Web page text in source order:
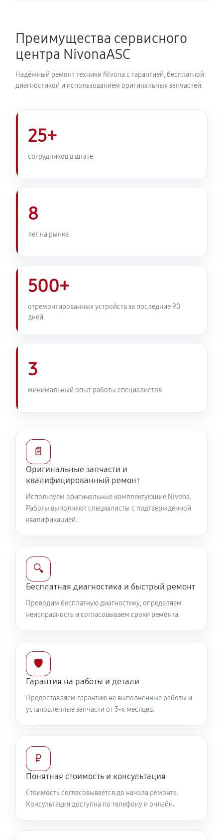
NICR 960
720 руб 40 минут
Ремонт гидросистемы кофемашины Nivona
CafeRomatica NICR 960
Ремонт кофемолки кофемашины Nivona
CafeRomatica NICR 960
740 руб
Преимущества сервисного
центра NivonaASC
Надёжный ремонт техники Nivona с гарантией, бесплатной
диагностикой и использованием оригинальных запчастей.
25+
сотрудников в штате
8
лет на рынке
500+
отремонтированных устройств за последние 90
дней
3
минимальный опыт работы специалистов
📄
Оригинальные запчасти и
квалифицированный ремонт
Используем оригинальные комплектующие Nivona.
Работы выполняют специалисты с подтверждённой
квалификацией.
🔍
Бесплатная диагностика и быстрый ремонт
Проводим бесплатную диагностику, определяем
неисправность и согласовываем сроки ремонта.
🛡️
Гарантия на работы и детали
Предоставляем гарантию на выполненные работы и
установленные запчасти от 3-х месяцев.
₽
Понятная стоимость и консультация
Стоимость согласовывается до начала ремонта.
Консультация доступна по телефону и онлайн.